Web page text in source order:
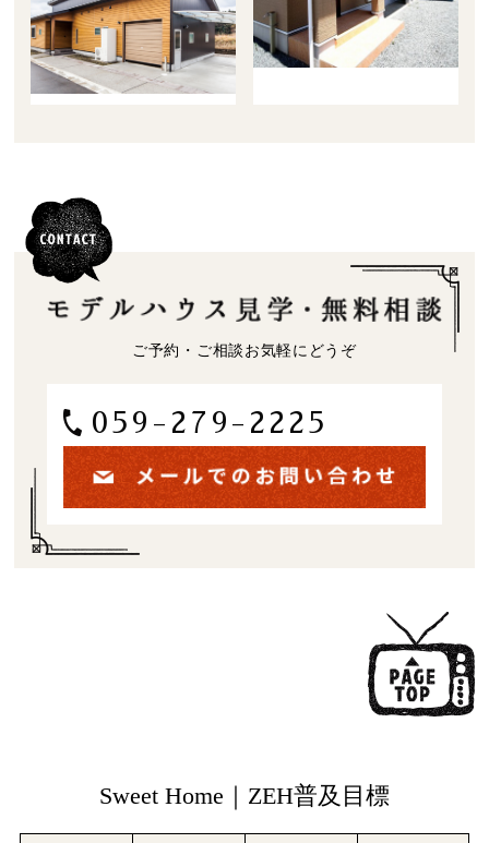
ご予約・ご相談お気軽にどうぞ
059-279-2225
Sweet Home｜ZEH普及目標